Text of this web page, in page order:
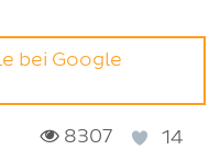
bei Google
8307 14